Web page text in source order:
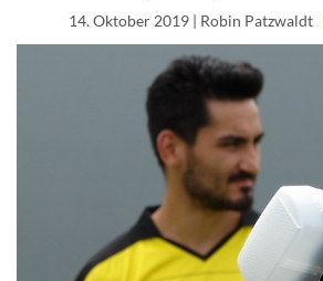
14. Oktober 2019 | Robin Patzwaldt